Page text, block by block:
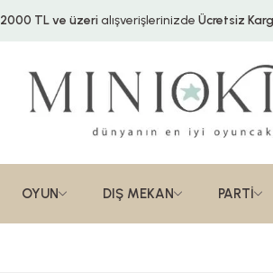
2000 TL ve üzerialışverişlerinizde Ücretsiz
OYUN DIŞ MEKAN PARTİ